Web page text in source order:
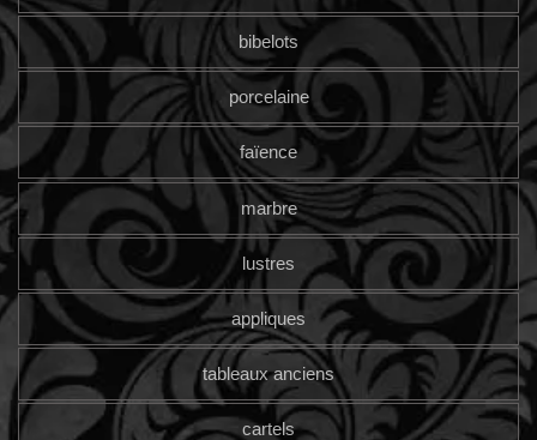
bibelots
porcelaine
faïence
marbre
lustres
appliques
tableaux anciens
cartels